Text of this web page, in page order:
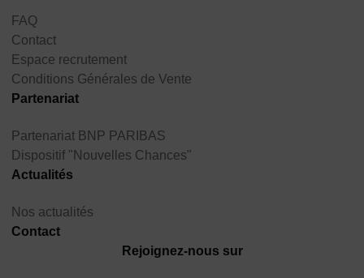
FAQ
Contact
Espace recrutement
Conditions Générales de Vente
Partenariat
Partenariat BNP PARIBAS
Dispositif "Nouvelles Chances"
Actualités
Nos actualités
Contact
Rejoignez-nous sur